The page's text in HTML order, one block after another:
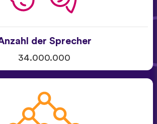
der Sprecher
34.000.000